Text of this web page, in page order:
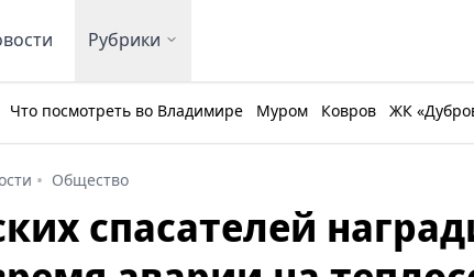
Рубрики
Что посмотреть во Владимире Муром Ковров ЖК
Общество
спасателей